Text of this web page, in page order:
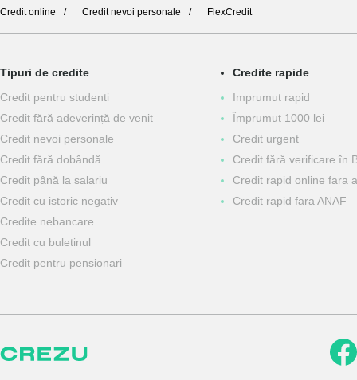
Credit online Credit nevoi personale FlexCredit
Tipuri de credite
Сredit pentru studenti
Credit fără adeverință de venit
Credit nevoi personale
Сredit fără dobândă
Сredit până la salariu
Credit cu istoric negativ
Credite nebancare
Credit cu buletinul
Credit pentru pensionari
Credite rapide
Imprumut rapid
Împrumut 1000 lei
Credit urgent
Credit fără verificare în
Credit rapid online fara
Credit rapid fara ANAF